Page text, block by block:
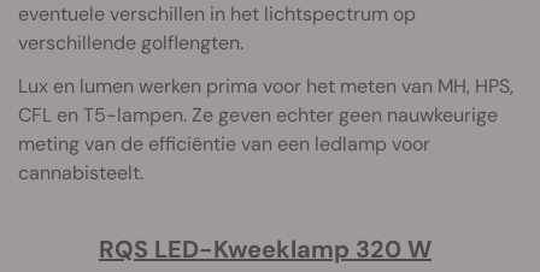
eventuele verschillen in het lichtspectrum op
verschillende golflengten.
Lux en lumen werken prima voor het meten van MH, HPS,
CFL en T5-lampen. Ze geven echter geen nauwkeurige
meting van de efficiëntie van een ledlamp voor
cannabisteelt.
RQS LED-Kweeklamp 320 W